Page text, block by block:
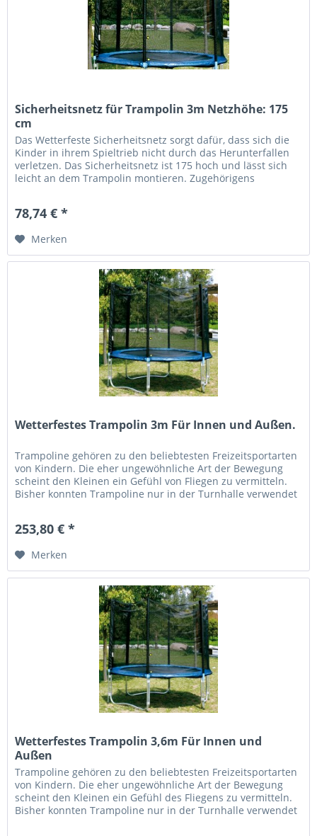
Sicherheitsnetz für Trampolin 3m Netzhöhe: 175
cm
Das Wetterfeste Sicherheitsnetz sorgt dafür, dass sich die
Kinder in ihrem Spieltrieb nicht durch das Herunterfallen
verletzen. Das Sicherheitsnetz ist 175 hoch und lässt sich
leicht an dem Trampolin montieren. Zugehörigens
78,74 € *
Merken
Wetterfestes Trampolin 3m Für Innen und Außen.
Trampoline gehören zu den beliebtesten Freizeitsportarten
von Kindern. Die eher ungewöhnliche Art der Bewegung
scheint den Kleinen ein Gefühl von Fliegen zu vermitteln.
Bisher konnten Trampoline nur in der Turnhalle verwendet
253,80 € *
Merken
Wetterfestes Trampolin 3,6m Für Innen und
Außen
Trampoline gehören zu den beliebtesten Freizeitsportarten
von Kindern. Die eher ungewöhnliche Art der Bewegung
scheint den Kleinen ein Gefühl des Fliegens zu vermitteln.
Bisher konnten Trampoline nur in der Turnhalle verwendet